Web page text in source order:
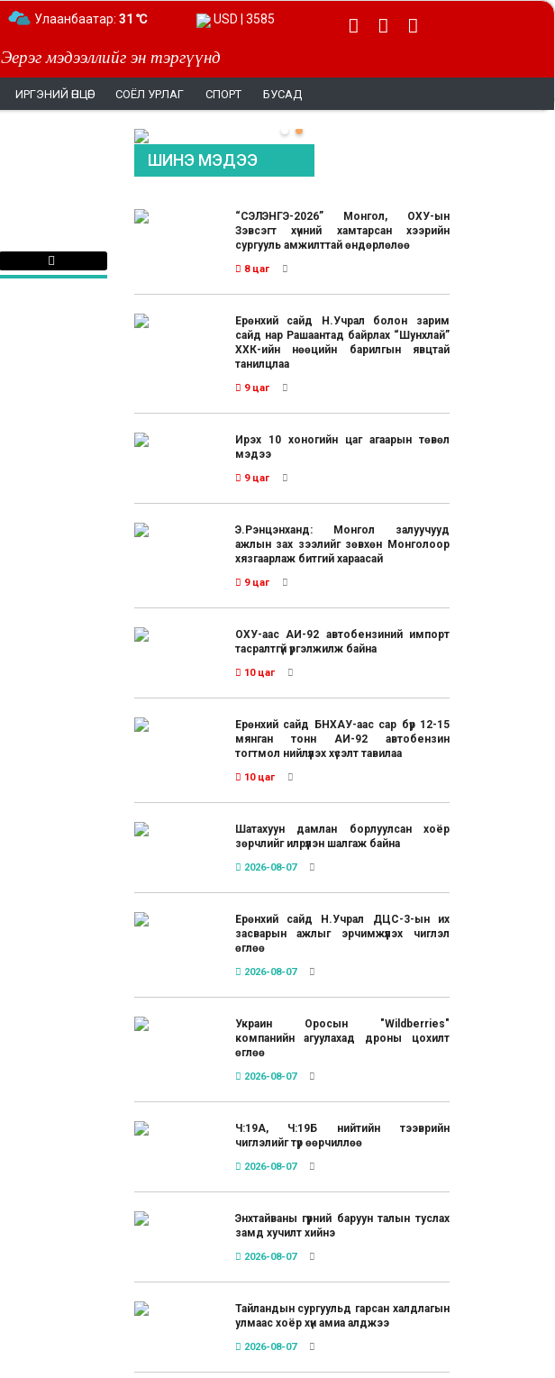
Эерэг мэдээллийг эн тэргүүнд
Улаанбаатар: 31 ℃ USD | 3585
ИРГЭНИЙ ӨНЦӨГ СОЁЛ УРЛАГ СПОРТ БУСАД
ШИНЭ МЭДЭЭ
“СЭЛЭНГЭ-2026” Монгол, ОХУ-ын
Зэвсэгт хүчний хамтарсан хээрийн
сургууль амжилттай өндөрлөлөө
8 цаг
Ерөнхий сайд Н.Учрал болон зарим
сайд нар Рашаантад байрлах “Шунхлай”
ХХК-ийн нөөцийн барилгын явцтай
танилцлаа
9 цаг
Ирэх 10 хоногийн цаг агаарын төвөл
мэдээ
9 цаг
Э.Рэнцэнханд: Монгол залуучууд
ажлын зах зээлийг зөвхөн Монголоор
хязгаарлаж битгий хараасай
9 цаг
ОХУ-аас АИ-92 автобензиний импорт
тасралтгүй үргэлжилж байна
10 цаг
Ерөнхий сайд БНХАУ-аас сар бүр 12-15
мянган тонн АИ-92 автобензин
тогтмол нийлүүлэх хүсэлт тавилаа
10 цаг
Шатахуун дамлан борлуулсан хоёр
зөрчлийг илрүүлэн шалгаж байна
2026-08-07
Ерөнхий сайд Н.Учрал ДЦС-3-ын их
засварын ажлыг эрчимжүүлэх чиглэл
өглөө
2026-08-07
Украин Оросын "Wildberries"
компанийн агуулахад дроны цохилт
өглөө
2026-08-07
Ч:19А, Ч:19Б нийтийн тээврийн
чиглэлийг түр өөрчиллөө
2026-08-07
Энхтайваны гүүрний баруун талын туслах
замд хучилт хийнэ
2026-08-07
Тайландын сургуульд гарсан халдлагын
улмаас хоёр хүн амиа алджээ
2026-08-07